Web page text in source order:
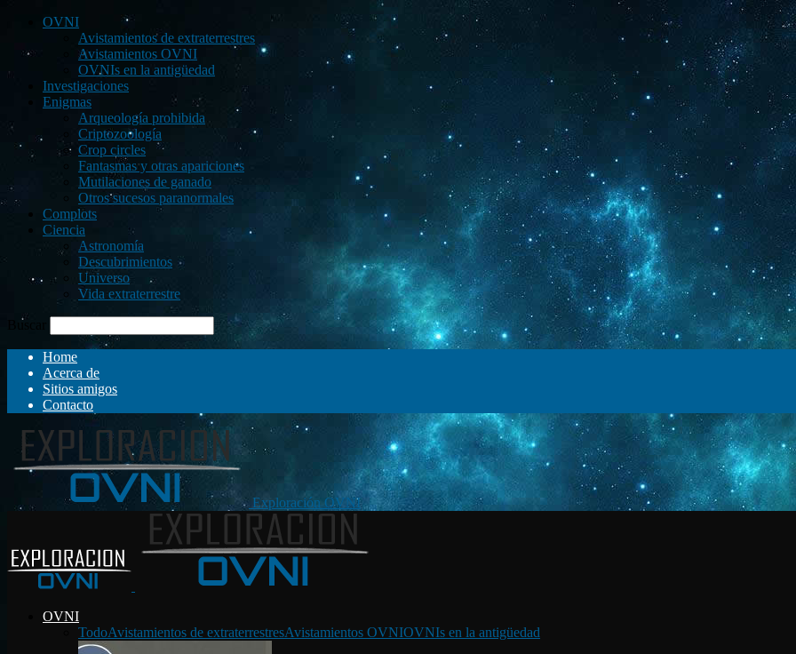
OVNI
Avistamientos de extraterrestres
Avistamientos OVNI
OVNIs en la antigüedad
Investigaciones
Enigmas
Arqueología prohibida
Criptozoología
Crop circles
Fantasmas y otras apariciones
Mutilaciones de ganado
Otros sucesos paranormales
Complots
Ciencia
Astronomía
Descubrimientos
Universo
Vida extraterrestre
Buscar
Home
Acerca de
Sitios amigos
Contacto
Exploración OVNI
OVNI
TodoAvistamientos de extraterrestresAvistamientos OVNIOVNIs en la antigüedad